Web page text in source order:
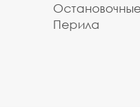
Перила